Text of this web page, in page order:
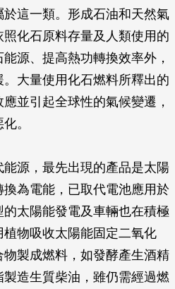
這一類。形成石油和天然氣
化石原料存量及人類使用的
源、提高熱功轉換效率外，
大量使用化石燃料所釋出的
並引起全球性的氣候變遷，
。
源，最先出現的產品是太陽
為電能，已取代電池應用於
太陽能發電及車輛也在積極
物吸收太陽能固定二氧化
製成燃料，如發酵產生酒精
造生質柴油，雖仍需經過燃